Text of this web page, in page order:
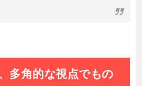
多角的な視点でもの